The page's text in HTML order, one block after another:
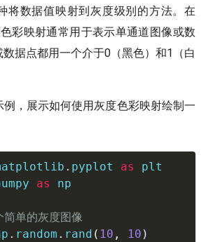
将数据值映射到灰度级别的方法。在
彩映射通常用于表示单通道图像或数
据点都用一个介于0（黑色）和1（白
，展示如何使用灰度色彩映射绘制一
. pyplot as
as np
单的灰度图像
. random . rand ( 10 , 10 )